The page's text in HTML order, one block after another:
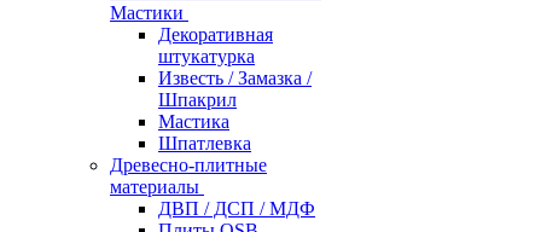
Мастики
Декоративная
штукатурка
Известь / Замазка /
Шпакрил
Мастика
Шпатлевка
Древесно-плитные
материалы
ДВП / ДСП / МДФ